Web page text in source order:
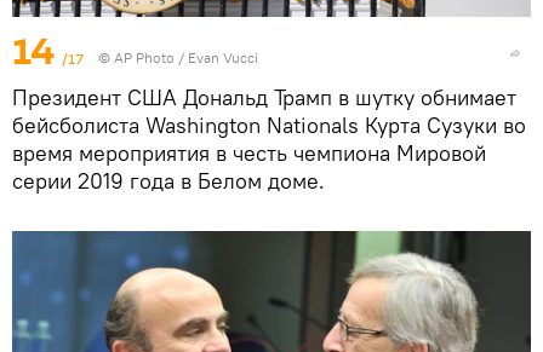
14 /17 © AP Photo / Evan Vucci
Президент США Дональд Трамп в шутку обнимает
бейсболиста Washington Nationals Курта Сузуки во
время мероприятия в честь чемпиона Мировой
серии 2019 года в Белом доме.